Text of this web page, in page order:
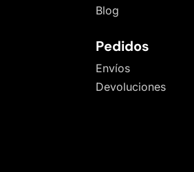
Blog
Pedidos
Envíos
Devoluciones